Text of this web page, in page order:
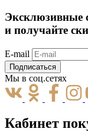
Эксклюзивные
и получайте
E-mail
Подписаться
Мы в соц.сетях
Кабинет